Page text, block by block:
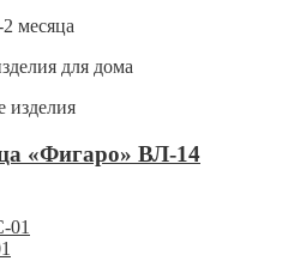
2 месяца
для дома
изделия
«Фигаро» ВЛ-14